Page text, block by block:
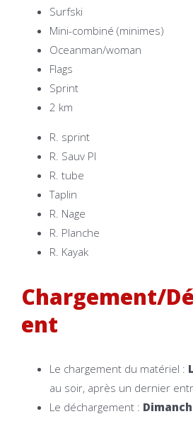
Surfski
Mini-combiné (minimes)
Oceanman/woman
Flags
Sprint
2 km
R. sprint
R. Sauv Pl
R. tube
Taplin
R. Nage
R. Planche
R. Kayak
Chargement/
ent
Le chargement du matériel :
au soir, après un dernier
Le déchargement :